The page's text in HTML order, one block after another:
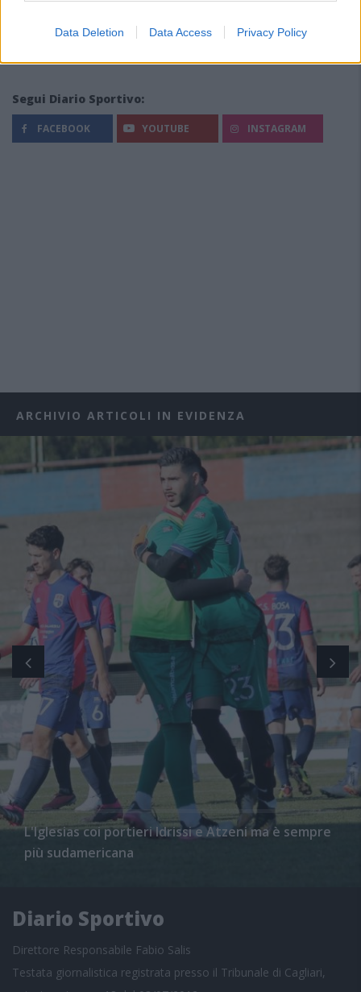
Data Deletion Data Access Privacy Policy
Segui Diario Sportivo:
FACEBOOK YOUTUBE INSTAGRAM
ARCHIVIO ARTICOLI IN EVIDENZA
L'Iglesias coi portieri Idrissi e Atzeni ma è sempre
più sudamericana
Diario Sportivo
Direttore Responsabile Fabio Salis
Testata giornalistica registrata presso il Tribunale di Cagliari,